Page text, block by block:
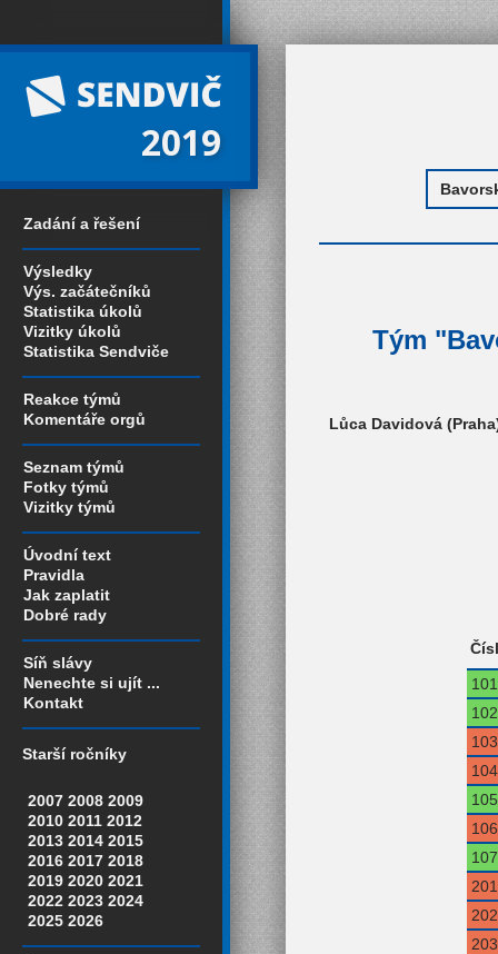
2019
Zadání a řešení
Výsledky
Výs. začátečníků
Statistika úkolů
Vizitky úkolů
Statistika Sendviče
Reakce týmů
Komentáře orgů
Seznam týmů
Fotky týmů
Vizitky týmů
Úvodní text
Pravidla
Jak zaplatit
Dobré rady
Síň slávy
Nenechte si ujít ...
Kontakt
Starší ročníky
2007 2008 2009
2010 2011 2012
2013 2014 2015
2016 2017 2018
2019 2020 2021
2022 2023 2024
2025 2026
Tým
Lůca Davidová
101
102
103
104
105
106
107
201
202
203